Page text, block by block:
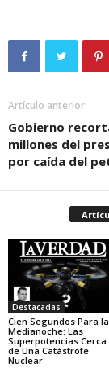
Artículo anterior
Gobierno
millones del
por caída del
Destacadas
Cien Segundos Para la
Medianoche: Las
Superpotencias Cerca
de Una Catástrofe
Nuclear